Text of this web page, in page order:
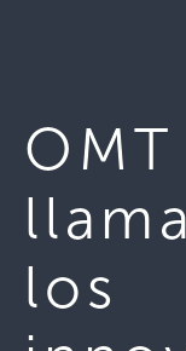
los